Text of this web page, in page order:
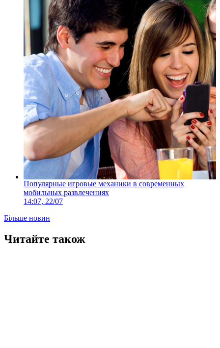
Популярные игровые механики в современных
мобильных развлечениях
14:07, 22/07
Більше новин
Читайте також